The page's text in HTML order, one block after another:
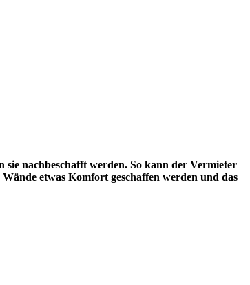
nachbeschafft werden. So kann der Vermieter
etwas Komfort geschaffen werden und das